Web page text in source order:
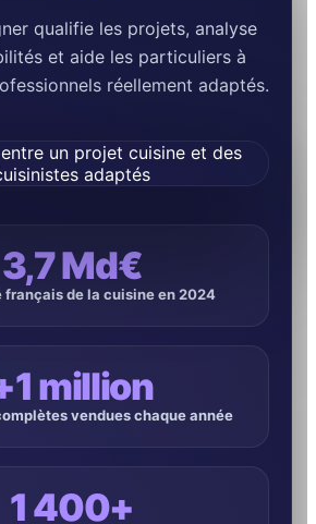
qualifie les projets, analyse
et aide les particuliers à
réellement adaptés.
3,7 Md€
français de la cuisine en 2024
million
vendues chaque année
1 400+